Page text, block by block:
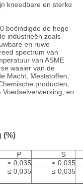
kneedbare en sterke
beëindigde de hoge
industrieën zoals
en ruwe
spectrum van
van ASME
waaier van de
Macht, Meststoffen,
producten,
en
(%)
P
S
≤ 0,035
≤ 0,035
≤ 0,035 ≤ 0,035